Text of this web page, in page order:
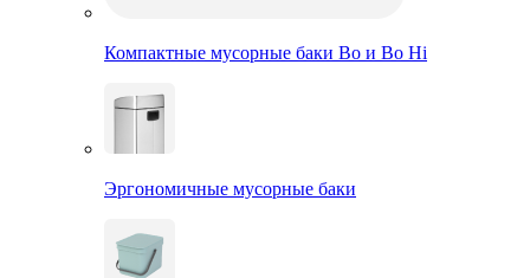
Компактные мусорные баки Bo и Bo Hi
Эргономичные мусорные баки